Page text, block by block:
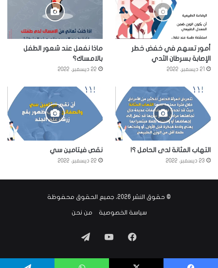
أمور تسهم في خفض خطر
الإصابة بسرطان الثدي
21 ديسمبر، 2022
ماذا نفعل عند شعور الطفل
بالامساك؟
22 ديسمبر، 2022
التهاب المثانة لدى الحامل ؟!
23 ديسمبر، 2022
نقص فيتامين سي
22 ديسمبر، 2022
© حقوق النشر 2026، جميع الحقوق محفوظة
سياسة الخصوصية من نحن
فيسبوك‫YouTube